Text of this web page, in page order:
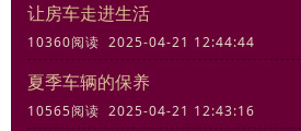
让房车走进生活
10360阅读 2025-04-21 12:44:44
夏季车辆的保养
10565阅读 2025-04-21 12:43:16